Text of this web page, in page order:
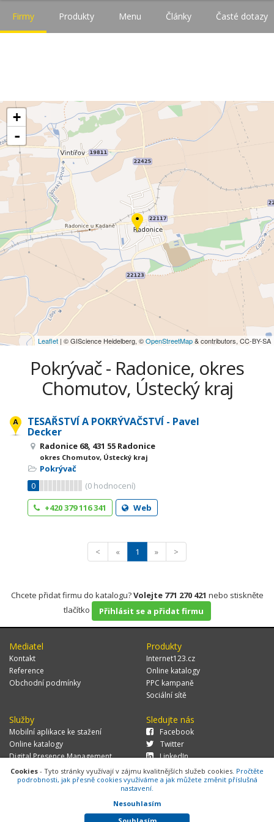
Firmy Produkty Menu Články Časté dotazy
+
-
Leaflet | © GIScience Heidelberg, ©OpenStreetMap& contributors, CC-BY-SA
Pokrývač - Radonice, okres
Chomutov, Ústecký kraj
TESAŘSTVÍ A POKRÝVAČSTVÍ - Pavel
Decker
Radonice 68, 431 55 Radonice
okres Chomutov, Ústecký kraj
Pokrývač
0
(0 hodnocení)
+420 379 116 341
Web
< « 1 » >
Chcete přidat firmu do katalogu?Volejte 771 270 421 nebo stiskněte
tlačítko
Přihlásit se a přidat firmu
Mediatel
Kontakt
Reference
Obchodní podmínky
Produkty
Internet123.cz
Online katalogy
PPC kampaně
Sociální sítě
Služby
Mobilní aplikace ke stažení
Online katalogy
Digital Presence Management
Více zákazníků
Sledujte nás
Facebook
Twitter
LinkedIn
© 2026 MEDIATEL CZ, s.r.o.,Za Potokem 46/4, 106 00 Praha 10, tel.:
+420 771 270 421, verze 1.29.0.143,
Cookies
Cookies - Tyto stránky využívají v zájmu kvalitnějších služeb cookies. Pročtěte
podrobnosti, jak přesně cookies využíváme a jak můžete změnit příslušná
nastavení.
Nesouhlasím
Souhlasím